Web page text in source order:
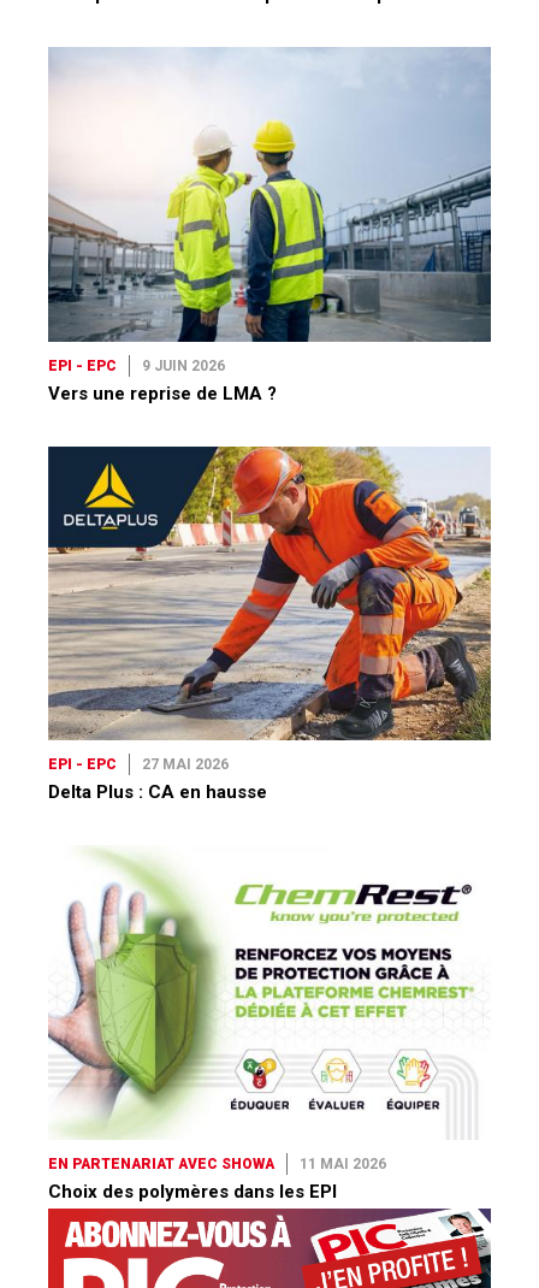
EPI - EPC 9 JUIN 2026
Vers une reprise de LMA ?
EPI - EPC 27 MAI 2026
Delta Plus : CA en hausse
EN PARTENARIAT AVEC SHOWA 11 MAI 2026
Choix des polymères dans les EPI